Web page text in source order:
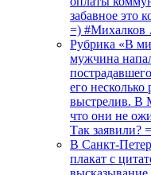
забавное это
=)
Рубрика «В
мужчина
его
выстрелив. В
что они не
Так заявили?
В Санкт-
плакат с